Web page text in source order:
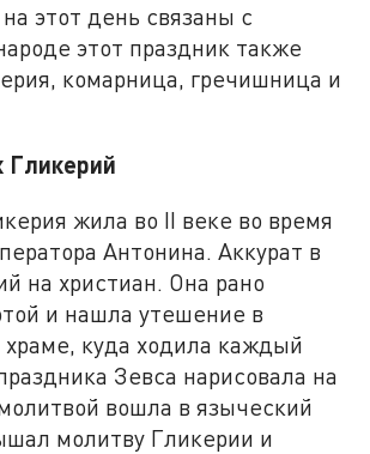
этот день связаны с
этот праздник также
комарница, гречишница и
Гликерий
жила во II веке во время
Антонина. Аккурат в
на христиан. Она рано
и нашла утешение в
храме, куда ходила каждый
Зевса нарисовала на
вошла в языческий
молитву Гликерии и